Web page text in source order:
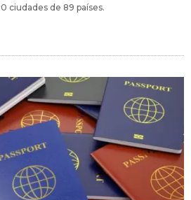
ciudades de 89 países.